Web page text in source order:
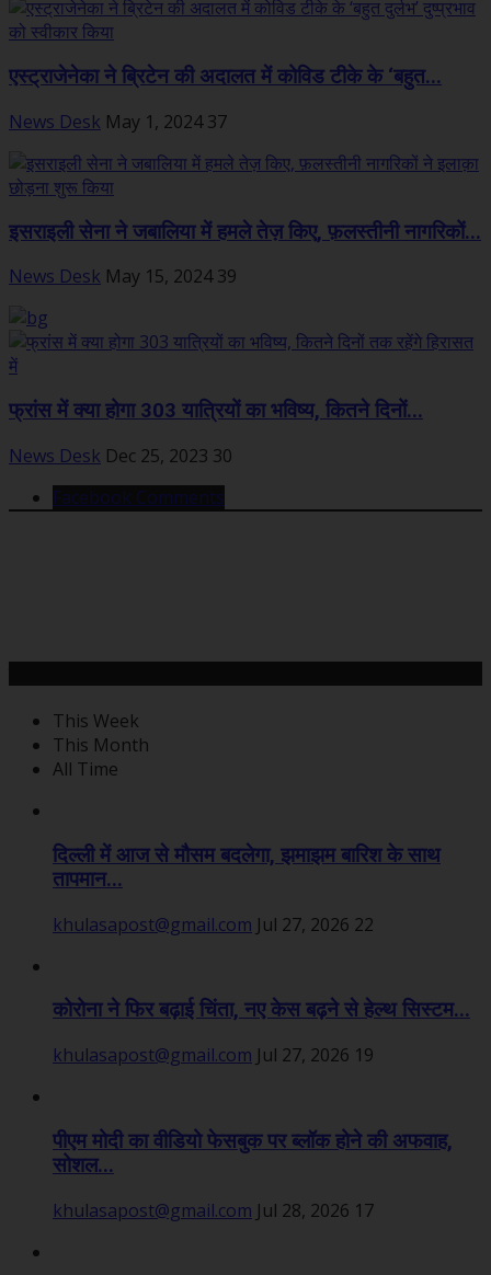
एस्ट्राजेनेका ने ब्रिटेन की अदालत में कोविड टीके के ‘बहुत...
News Desk May 1, 2024 37
इसराइली सेना ने जबालिया में हमले तेज़ किए, फ़लस्तीनी नागरिकों...
News Desk May 15, 2024 39
फ्रांस में क्या होगा 303 यात्रियों का भविष्य, कितने दिनों...
News Desk Dec 25, 2023 30
Facebook Comments
This Week
This Month
All Time
दिल्ली में आज से मौसम बदलेगा, झमाझम बारिश के साथ
तापमान...
khulasapost@gmail.com Jul 27, 2026 22
कोरोना ने फिर बढ़ाई चिंता, नए केस बढ़ने से हेल्थ सिस्टम...
khulasapost@gmail.com Jul 27, 2026 19
पीएम मोदी का वीडियो फेसबुक पर ब्लॉक होने की अफवाह,
सोशल...
khulasapost@gmail.com Jul 28, 2026 17